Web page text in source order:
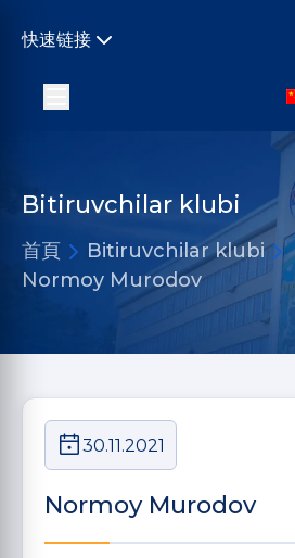
快速链接
Bitiruvchilar klubi
首頁
Bitiruvchilar klubi
Normoy Murodov
30.11.2021
Normoy Murodov